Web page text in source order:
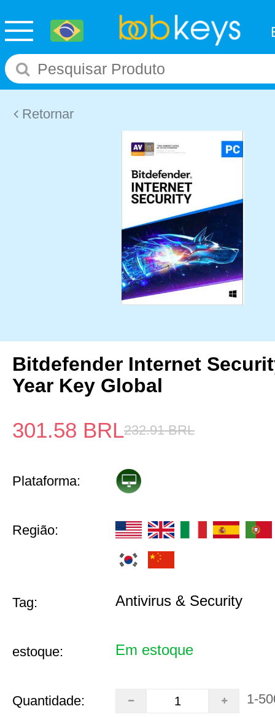
Retornar
Bitdefender Internet
Year Key Global
301.58 BRL232.91 BRL
Plataforma:
Região:
Tag: Antivirus & Security
estoque: Em estoque
Quantidade: 1-